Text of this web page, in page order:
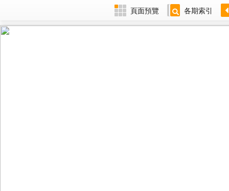
頁面預覽 各期索引